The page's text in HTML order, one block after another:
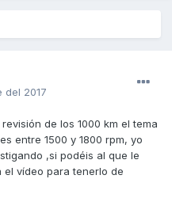
del 2017
de los 1000 km el tema
entre 1500 y 1800 rpm, yo
,si podéis al que le
vídeo para tenerlo de